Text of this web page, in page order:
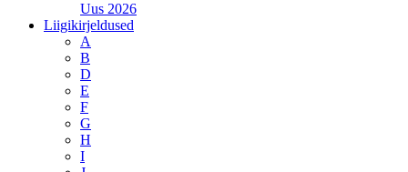
Uus 2026
Liigikirjeldused
A
B
D
E
F
G
H
I